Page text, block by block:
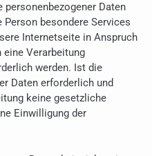
personenbezogener Daten
besondere Services
Internetseite in Anspruch
Verarbeitung
werden. Ist die
Daten erforderlich und
keine gesetzliche
Einwilligung der